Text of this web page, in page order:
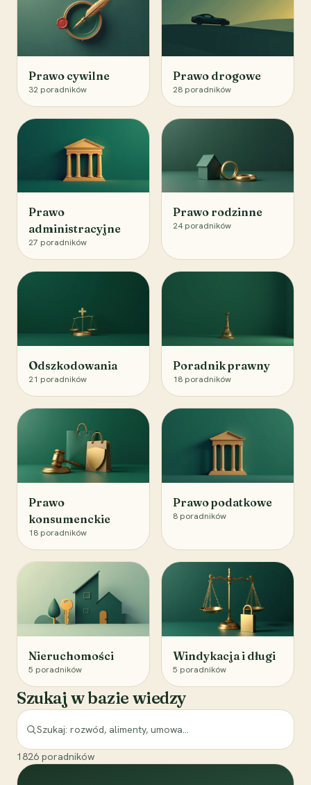
Prawo cywilne
32 poradników
Prawo drogowe
28 poradników
Prawo
administracyjne
27 poradników
Prawo rodzinne
24 poradników
Odszkodowania
21 poradników
Poradnik prawny
18 poradników
Prawo
konsumenckie
18 poradników
Prawo podatkowe
8 poradników
Nieruchomości
5 poradników
Windykacja i długi
5 poradników
Szukaj w bazie wiedzy
1826 poradników